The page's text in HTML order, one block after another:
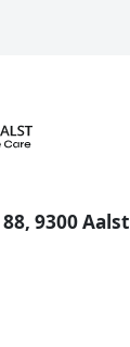
9300 Aalst